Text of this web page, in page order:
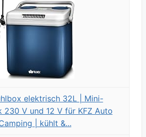
elektrisch 32L | Mini-
230 V und 12 V für KFZ Auto
| kühlt &...